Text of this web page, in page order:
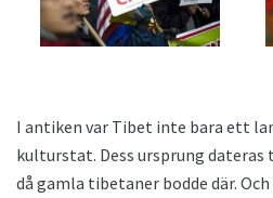
I antiken var Tibet inte bara ett
kulturstat. Dess ursprung dateras
då gamla tibetaner bodde där.